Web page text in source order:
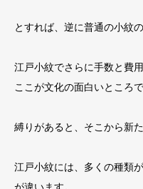
とすれば、逆に普通の小紋
江戸小紋でさらに手数と費
ここが文化の面白いところで
縛りがあると、そこから新
江戸小紋には、多くの種類